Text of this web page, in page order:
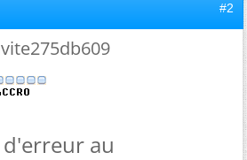
#2
d'erreur au